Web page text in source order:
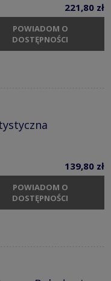
221,80 zł
POWIADOM O
DOSTĘPNOŚCI
139,80 zł
POWIADOM O
DOSTĘPNOŚCI